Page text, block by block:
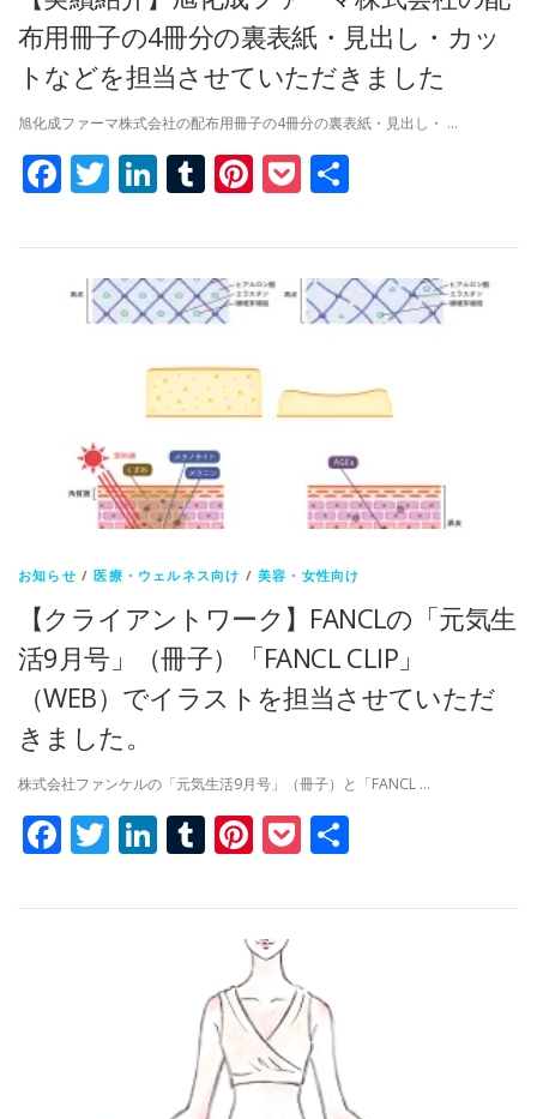
布用冊子の4冊分の裏表紙・見出し・カッ
トなどを担当させていただきました
旭化成ファーマ株式会社の配布用冊子の4冊分の裏表紙・見出し・ …
Facebook
Twitter
LinkedIn
Tumblr
Pinterest
Pocket
お知らせ /医療・ウェルネス向け /美容・女性向け
【クライアントワーク】FANCLの「元気生
活9月号」（冊子）「FANCL CLIP」
（WEB）でイラストを担当させていただ
きました。
株式会社ファンケルの「元気生活9月号」（冊子）と「FANCL …
Facebook
Twitter
LinkedIn
Tumblr
Pinterest
Pocket